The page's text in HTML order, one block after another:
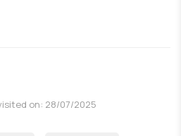
on: 28/07/2025